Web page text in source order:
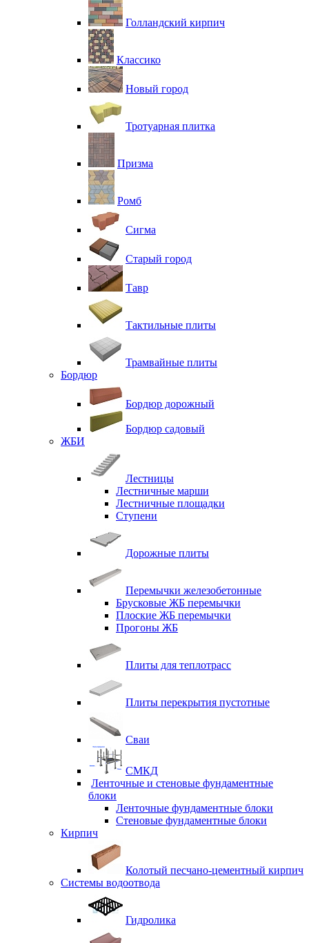
Голландский кирпич
Классико
Новый город
Тротуарная плитка
Призма
Ромб
Сигма
Старый город
Тавр
Тактильные плиты
Трамвайные плиты
Бордюр
Бордюр дорожный
Бордюр садовый
ЖБИ
Лестницы
Лестничные марши
Лестничные площадки
Ступени
Дорожные плиты
Перемычки железобетонные
Брусковые ЖБ перемычки
Плоские ЖБ перемычки
Прогоны ЖБ
Плиты для теплотрасс
Плиты перекрытия пустотные
Сваи
СМКД
Ленточные и стеновые фундаментные
блоки
Ленточные фундаментные блоки
Стеновые фундаментные блоки
Кирпич
Колотый песчано-цементный кирпич
Системы водоотвода
Гидролика